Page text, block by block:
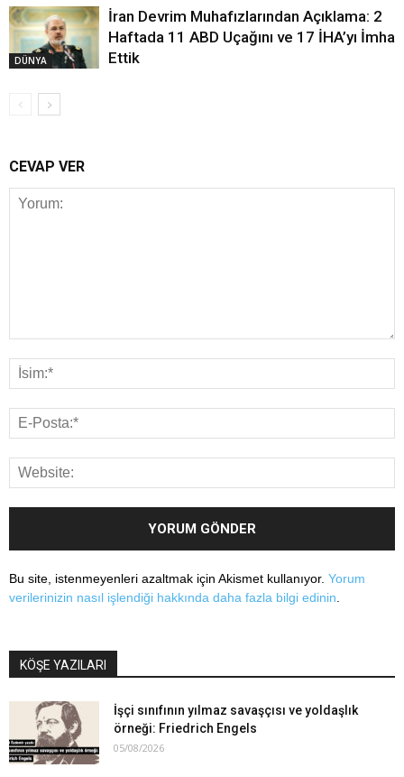
DÜNYA
İran Devrim Muhafızlarından Açıklama: 2
Haftada 11 ABD Uçağını ve 17 İHA’yı İmha
Ettik
CEVAP VER
Bu site, istenmeyenleri azaltmak için Akismet kullanıyor. Yorum
verilerinizin nasıl işlendiği hakkında daha fazla bilgi edinin
KÖŞE YAZILARI
İşçi sınıfının yılmaz savaşçısı ve yoldaşlık
örneği: Friedrich Engels
05/08/2026